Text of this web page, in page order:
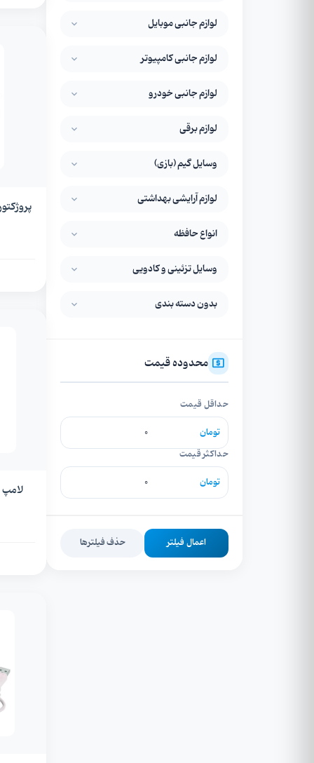
لوازم جانبی موبایل
لوازم جانبی کامپیوتر
لوازم جانبی خودرو
لوازم برقی
وسایل گیم (بازی)
لوازم آرایشی بهداشتی
انواع حافظه
وسایل تزئینی و کادویی
بدون دسته بندی
محدوده قیمت
حداقل قیمت
تومان
حداکثر قیمت
تومان
اعمال فیلتر حذف فیلترها